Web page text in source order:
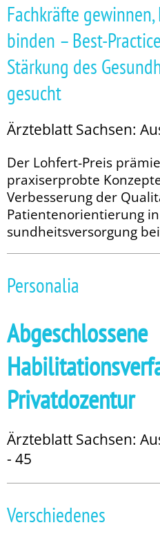
Fachkräfte
binden – Best-
Stärkung des
gesucht
Ärzteblatt Sachsen:
Der Lohfert-Preis
praxiserprobte
Verbesserung der
Patientenorientierung
sundheitsversorgung
Personalia
Abgeschlossene
Privatdozentur
Ärzteblatt Sachsen:
- 45
Verschiedenes